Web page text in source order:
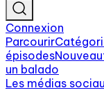
Connexion
Parcourir
épisodes
un balado
Les médias